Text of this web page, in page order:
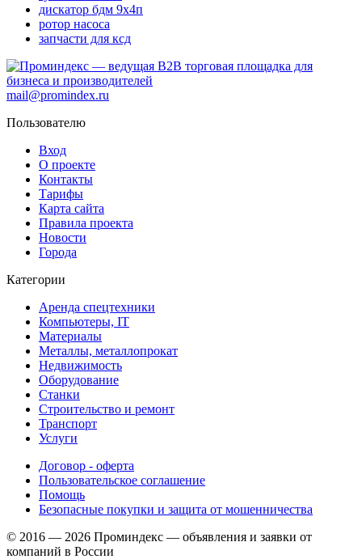
дискатор бдм 9х4п
ротор насоса
запчасти для ксд
mail@promindex.ru
Пользователю
Вход
О проекте
Контакты
Тарифы
Карта сайта
Правила проекта
Новости
Города
Категории
Аренда спецтехники
Компьютеры, IT
Материалы
Металлы, металлопрокат
Недвижимость
Оборудование
Станки
Строительство и ремонт
Транспорт
Услуги
Договор - оферта
Пользовательское соглашение
Помощь
Безопасные покупки и защита от мошенничества
© 2016 — 2026 Проминдекс — объявления и заявки от
компаний в России